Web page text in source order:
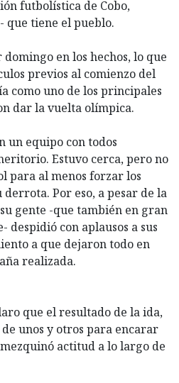
futbolística de Cobo,
que tiene el pueblo.
en los hechos, lo que
previos al comienzo del
como uno de los principales
dar la vuelta olímpica.
un equipo con todos
Estuvo cerca, pero no
para al menos forzar los
Por eso, a pesar de la
gente -que también en gran
despidió con aplausos a sus
a que dejaron todo en
realizada.
que el resultado de la ida,
unos y otros para encarar
actitud a lo largo de